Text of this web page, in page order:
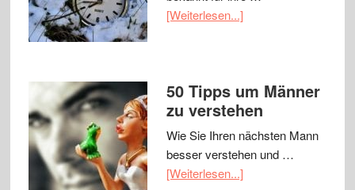
[Weiterlesen...]
50 Tipps um Männer
zu verstehen
Wie Sie Ihren nächsten Mann
besser verstehen und …
[Weiterlesen...]